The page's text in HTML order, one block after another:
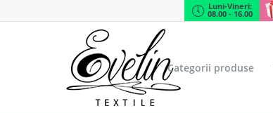
Luni-Vineri:
08.00 - 16.00
Categorii produse